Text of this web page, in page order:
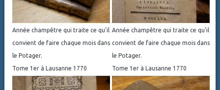
Année champêtre qui traite ce qu'il
convient de faire chaque mois dans
le Potager.
Tome 1er à Lausanne 1770
Année champêtre qui traite ce qu'il
convient de faire chaque mois dans
le Potager.
Tome 1er à Lausanne 1770